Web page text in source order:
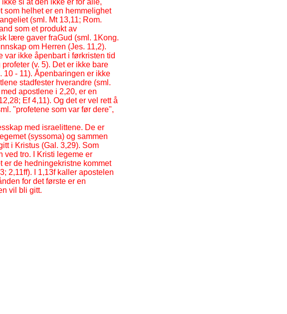
si at den ikke er for alle,
som helhet er en hemmelighet
(sml. Mt 13,11; Rom.
som et produkt av
lære gaver fraGud (sml. 1Kong.
om Herren (Jes. 11,2).
ikke åpenbart i førkristen tid
(v. 5). Det er ikke bare
10 - 11). Åpenbaringen er ikke
stadfester hverandre (sml.
apostlene i 2,20, er en
Ef 4,11). Og det er vel rett å
"profetene som var før dere",
med israelittene. De er
(syssoma) og sammen
i Kristus (Gal. 3,29). Som
ved tro. I Kristi legeme er
er de hedningekristne kommet
2,11ff). I 1,13f kaller apostelen
for det første er en
vil bli gitt.